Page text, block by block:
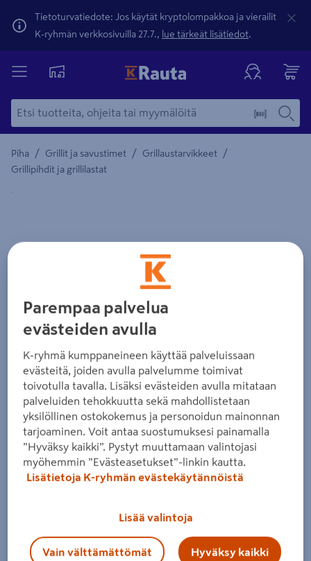
Tietoturvatiedote: Jos käytät kryptolompakkoa ja vierailit
K-ryhmän verkkosivuilla 27.7., lue tärkeät lisätiedot.
Piha / Grillit ja savustimet / Grillaustarvikkeet /
Grillipihdit ja grillilastat
Yksityiskohtainen kuvaus löytyy Tuotteen kuvaus -
Zoomaa kuvaa sormilla kosketusnäytöllä
Parempaa palvelua
evästeiden avulla
K-ryhmä kumppaneineen käyttää palveluissaan
evästeitä, joiden avulla palvelumme toimivat
toivotulla tavalla. Lisäksi evästeiden avulla mitataan
palveluiden tehokkuutta sekä mahdollistetaan
yksilöllinen ostokokemus ja personoidun mainonnan
tarjoaminen. Voit antaa suostumuksesi painamalla
”Hyväksy kaikki”. Pystyt muuttamaan valintojasi
myöhemmin ”Evästeasetukset”-linkin kautta.
Lisätietoja K-ryhmän evästekäytännöistä
Lisää valintoja
Vain välttämättömät Hyväksy kaikki